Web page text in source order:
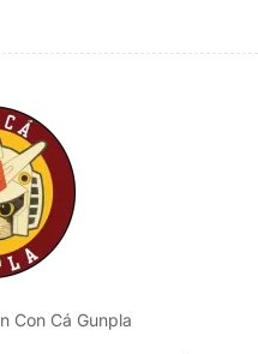
Con Cá Gunpla